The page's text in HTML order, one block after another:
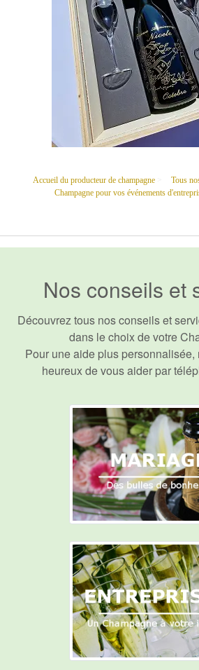
Accueil du producteur de champagne Tous
Champagne pour vos événements
Nos conseils et
Découvrez tous nos conseils et
dans le choix de votre
Pour une aide plus personnalisée,
heureux devous aider par